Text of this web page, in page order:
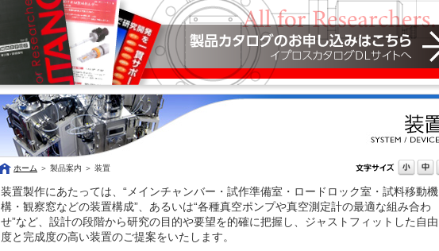
ホーム ＞ 製品案内 ＞ 装置
装置製作にあたっては、“メインチャンバー・試作準備室・ロードロック室・試料移動機
構・観察窓などの装置構成”、あるいは“各種真空ポンプや真空測定計の最適な組み合わ
せ”など、設計の段階から研究の目的や要望を的確に把握し、ジャストフィットした自由
度と完成度の高い装置のご提案をいたします。